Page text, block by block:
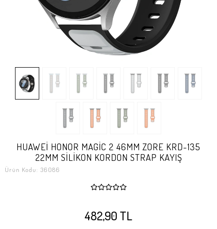
HUAWEİ HONOR MAGİC 2 46MM ZORE KRD-135
22MM SİLİKON KORDON STRAP KAYIŞ
Ürün Kodu: 36086
482,90 TL